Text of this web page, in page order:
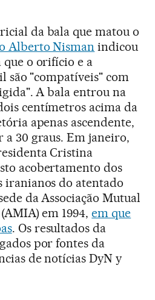
da bala que matou o
Alberto Nisman indicou
que o orifício e a
"compatíveis" com
A bala entrou na
centímetros acima da
apenas ascendente,
30 graus. Em janeiro,
Cristina
acobertamento dos
iranianos do atentado
da Associação Mutual
em 1994,em que
. Os resultados da
por fontes da
de notícias DyN y